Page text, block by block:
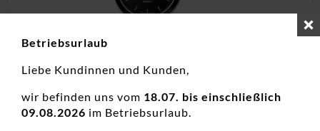
Damenuhr analog Titan Cer
Betriebsurlaub
Liebe Kundinnen und Kunden,
wir befinden uns vom 18.07. bis einschließlich
09.08.2026 im Betriebsurlaub.